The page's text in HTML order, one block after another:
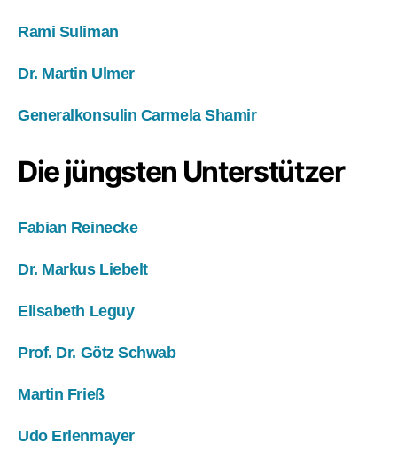
Rami Suliman
Dr. Martin Ulmer
Generalkonsulin Carmela Shamir
Die jüngsten Unterstützer
Fabian Reinecke
Dr. Markus Liebelt
Elisabeth Leguy
Prof. Dr. Götz Schwab
Martin Frieß
Udo Erlenmayer